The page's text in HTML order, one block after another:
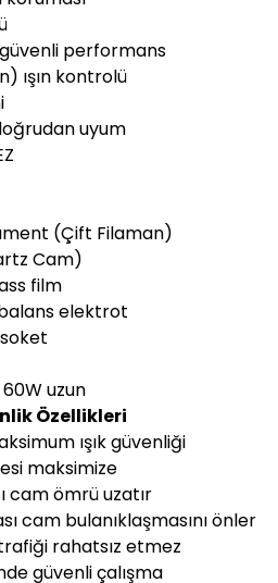
performans
ışın kontrolü
uyum
(Çift Filaman)
Cam)
film
balans elektrot
60W uzun
Özellikleri
ışık güvenliği
maksimize
cam ömrü uzatır
cam bulanıklaşmasını önler
rahatsız etmez
güvenli çalışma